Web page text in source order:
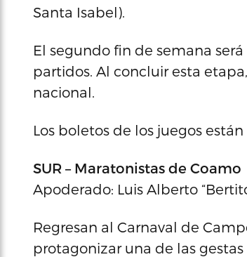
Santa Isabel).
El segundo fin de semana
partidos. Al concluir esta
nacional.
Los boletos de los juegos
SUR – Maratonistas de Coamo
Apoderado: Luis Alberto
Regresan al Carnaval de
protagonizar una de las